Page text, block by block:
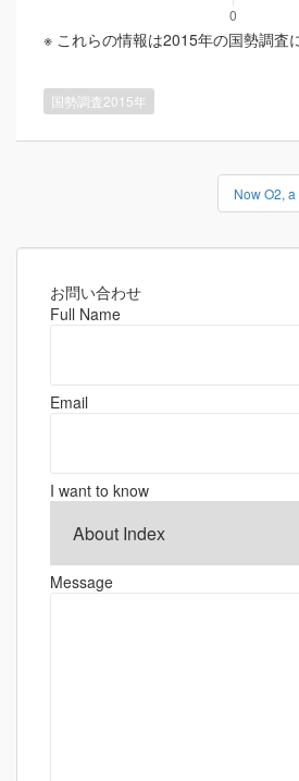
※ これらの情報は2015年の国勢調査
国勢調査2015年
ナ
Now O2,
お問い合わせ
Full Name
Email
I want to know
Message